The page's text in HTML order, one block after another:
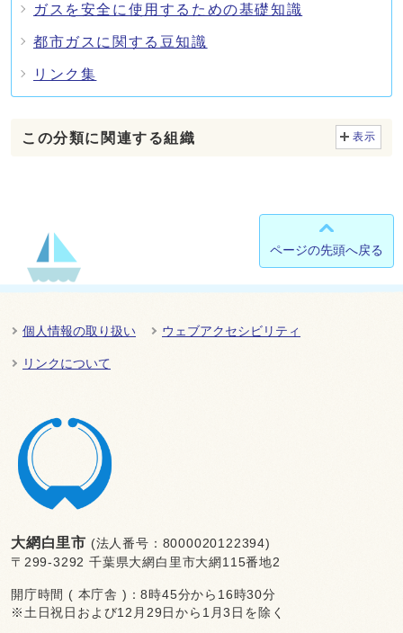
ガスを安全に使用するための基礎知識
都市ガスに関する豆知識
リンク集
この分類に関連する組織 表示
ページの先頭へ戻る
個人情報の取り扱い ウェブアクセシビリティ
リンクについて
大網白里市 (法人番号：8000020122394)
〒299-3292 千葉県大網白里市大網115番地2
開庁時間 ( 本庁舎 )：8時45分から16時30分
※土日祝日および12月29日から1月3日を除く